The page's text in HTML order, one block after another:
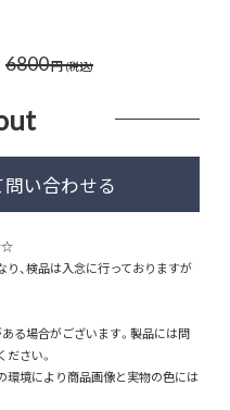
6800円(税込)
、検品は入念に行っておりますが
る場合がございます。製品には問
さい。
環境により商品画像と実物の色には